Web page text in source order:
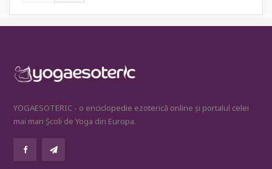
YOGAESOTERIC - o enciclopedie ezoterică online și portalul celei
mai mari Școli de Yoga din Europa.